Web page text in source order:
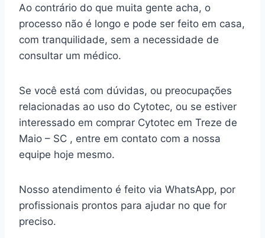
Ao contrário do que muita gente acha, o
processo não é longo e pode ser feito em casa,
com tranquilidade, sem a necessidade de
consultar um médico.
Se você está com dúvidas, ou preocupações
relacionadas ao uso do Cytotec, ou se estiver
interessado em comprar Cytotec em Treze de
Maio – SC , entre em contato com a nossa
equipe hoje mesmo.
Nosso atendimento é feito via WhatsApp, por
profissionais prontos para ajudar no que for
preciso.